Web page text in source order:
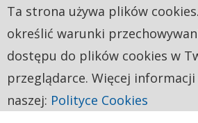
Ta strona używa plików
określić warunki
dostępu do plików cookies w
przeglądarce. Więcej
naszej: Polityce Cookies